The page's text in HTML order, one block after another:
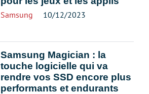
Samsung 10/12/2023
Samsung Magician : la
touche logicielle qui va
rendre vos SSD encore plus
performants et endurants